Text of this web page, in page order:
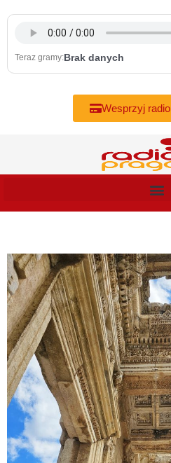
content
Teraz gramy:Brak danych
Wesprzyj radio